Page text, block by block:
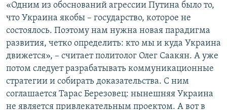
«Одним из обоснований агрессии Путина было то,
что Украина якобы – государство, которое не
состоялось. Поэтому нам нужна новая парадигма
развития, четко определить: кто мы и куда Украина
движется», – считает политолог Олег Саакян. А уже
потом следует разрабатывать коммуникационные
стратегии и собирать доказательства. С ним
соглашается Тарас Березовец: нынешняя Украина
не является привлекательным проектом. А вот в